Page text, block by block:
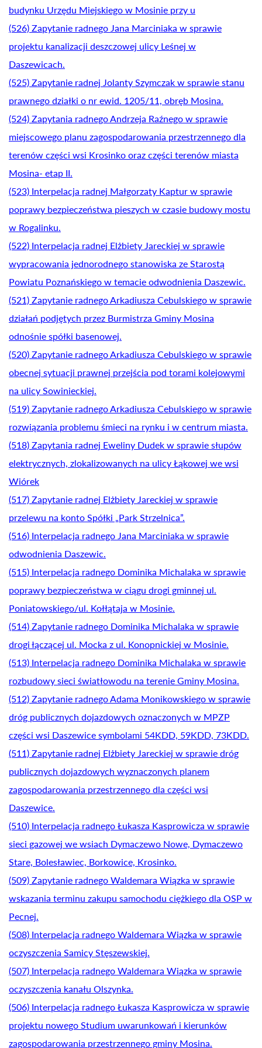
budynku Urzędu Miejskiego w Mosinie przy u
(526) Zapytanie radnego Jana Marciniaka w sprawie
projektu kanalizacji deszczowej ulicy Leśnej w
Daszewicach.
(525) Zapytanie radnej Jolanty Szymczak w sprawie stanu
prawnego działki o nr ewid. 1205/11, obręb Mosina.
(524) Zapytania radnego Andrzeja Raźnego w sprawie
miejscowego planu zagospodarowania przestrzennego dla
terenów części wsi Krosinko oraz części terenów miasta
Mosina- etap II.
(523) Interpelacja radnej Małgorzaty Kaptur w sprawie
poprawy bezpieczeństwa pieszych w czasie budowy mostu
w Rogalinku.
(522) Interpelacja radnej Elżbiety Jareckiej w sprawie
wypracowania jednorodnego stanowiska ze Starostą
Powiatu Poznańskiego w temacie odwodnienia Daszewic.
(521) Zapytanie radnego Arkadiusza Cebulskiego w sprawie
działań podjętych przez Burmistrza Gminy Mosina
odnośnie spółki basenowej.
(520) Zapytanie radnego Arkadiusza Cebulskiego w sprawie
obecnej sytuacji prawnej przejścia pod torami kolejowymi
na ulicy Sowinieckiej.
(519) Zapytanie radnego Arkadiusza Cebulskiego w sprawie
rozwiązania problemu śmieci na rynku i w centrum miasta.
(518) Zapytania radnej Eweliny Dudek w sprawie słupów
elektrycznych, zlokalizowanych na ulicy Łąkowej we wsi
Wiórek
(517) Zapytanie radnej Elżbiety Jareckiej w sprawie
przelewu na konto Spółki „Park Strzelnica”.
(516) Interpelacja radnego Jana Marciniaka w sprawie
odwodnienia Daszewic.
(515) Interpelacja radnego Dominika Michalaka w sprawie
poprawy bezpieczeństwa w ciągu drogi gminnej ul.
Poniatowskiego/ul. Kołłątaja w Mosinie.
(514) Zapytanie radnego Dominika Michalaka w sprawie
drogi łączącej ul. Mocka z ul. Konopnickiej w Mosinie.
(513) Interpelacja radnego Dominika Michalaka w sprawie
rozbudowy sieci światłowodu na terenie Gminy Mosina.
(512) Zapytanie radnego Adama Monikowskiego w sprawie
dróg publicznych dojazdowych oznaczonych w MPZP
części wsi Daszewice symbolami 54KDD, 59KDD, 73KDD.
(511) Zapytanie radnej Elżbiety Jareckiej w sprawie dróg
publicznych dojazdowych wyznaczonych planem
zagospodarowania przestrzennego dla części wsi
Daszewice.
(510) Interpelacja radnego Łukasza Kasprowicza w sprawie
sieci gazowej we wsiach Dymaczewo Nowe, Dymaczewo
Stare, Bolesławiec, Borkowice, Krosinko.
(509) Zapytanie radnego Waldemara Wiązka w sprawie
wskazania terminu zakupu samochodu ciężkiego dla OSP w
Pecnej.
(508) Interpelacja radnego Waldemara Wiązka w sprawie
oczyszczenia Samicy Stęszewskiej.
(507) Interpelacja radnego Waldemara Wiązka w sprawie
oczyszczenia kanału Olszynka.
(506) Interpelacja radnego Łukasza Kasprowicza w sprawie
projektu nowego Studium uwarunkowań i kierunków
zagospodarowania przestrzennego gminy Mosina.